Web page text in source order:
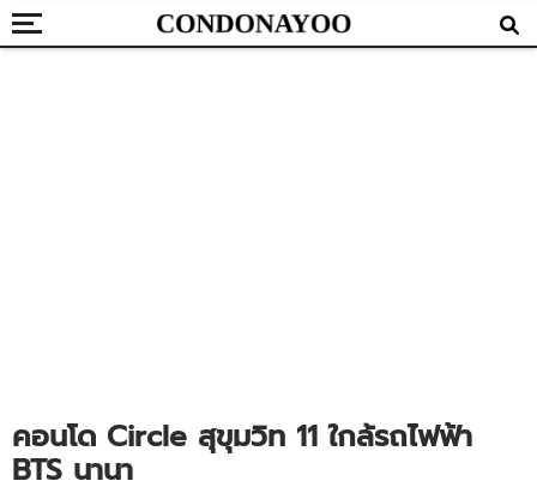
คอนโด Circle สุขุมวิท 11 ใกล้รถไฟฟ้า
BTS นานา